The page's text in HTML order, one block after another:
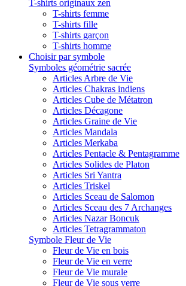
T-shirts originaux zen
T-shirts femme
T-shirts fille
T-shirts garçon
T-shirts homme
Choisir par symbole
Symboles géométrie sacrée
Articles Arbre de Vie
Articles Chakras indiens
Articles Cube de Métatron
Articles Décagone
Articles Graine de Vie
Articles Mandala
Articles Merkaba
Articles Pentacle & Pentagramme
Articles Solides de Platon
Articles Sri Yantra
Articles Triskel
Articles Sceau de Salomon
Articles Sceau des 7 Archanges
Articles Nazar Boncuk
Articles Tetragrammaton
Symbole Fleur de Vie
Fleur de Vie en bois
Fleur de Vie en verre
Fleur de Vie murale
Fleur de Vie sous verre